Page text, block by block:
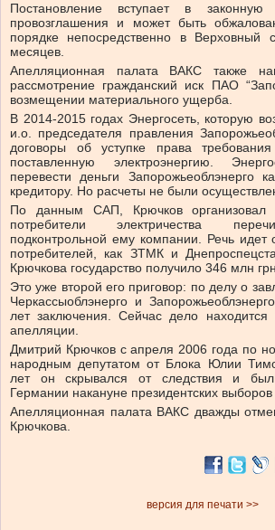
Постановление вступает в
провозглашения и может быть
порядке непосредственно в Верховный
месяцев.
Апелляционная палата ВАКС также
рассмотрение гражданский иск ПАО
возмещении материального ущерба.
В 2014-2015 годах Энергосеть, которую
и.о. председателя правления
договоры об уступке права
поставленную электроэнергию.
перевести деньги Запорожьеоблэнерго
кредитору. Но расчеты не были
По данным САП, Крючков организовал
потребители электричества
подконтрольной ему компании. Речь идет
потребителей, как ЗТМК и
Крючкова государство получило 346 млн
Это уже второй его приговор: по делу о
Черкассыоблэнерго и
лет заключения. Сейчас дело
апелляции.
Дмитрий Крючков с апреля 2006 года по
народным депутатом от Блока Юлии
лет он скрывался от следствия и был
Германии накануне президентских выборов
Апелляционная палата ВАКС дважды
Крючкова.
версия для печати >>